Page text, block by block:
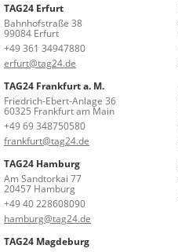
TAG24 Erfurt
Bahnhofstraße 38
99084 Erfurt
+49 361 34947880
erfurt@tag24.de
TAG24 Frankfurt a. M.
Friedrich-Ebert-Anlage 36
60325 Frankfurt am Main
+49 69 348750580
frankfurt@tag24.de
TAG24 Hamburg
Am Sandtorkai 77
20457 Hamburg
+49 40 228608090
hamburg@tag24.de
TAG24 Magdeburg